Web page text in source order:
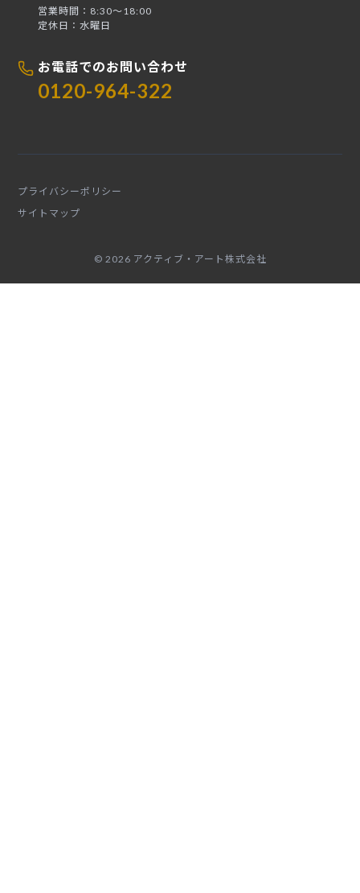
営業時間：8:30〜18:00
定休日：水曜日
お電話でのお問い合わせ
0120-964-322
プライバシーポリシー
サイトマップ
© 2026 アクティブ・アート株式会社